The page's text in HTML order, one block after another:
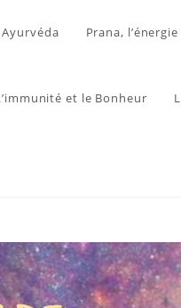
Ayurvéda Prana,
et le Bonheur